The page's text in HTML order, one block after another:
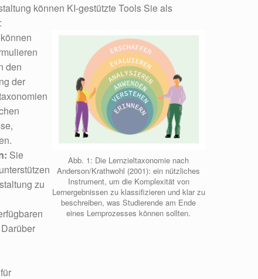
können KI-gestützte Tools Sie als
den
der
Sie
zu
Abb. 1: Die Lernzieltaxonomie nach
Anderson/Krathwohl (2001): ein nützliches
Instrument, um die Komplexität von
Lernergebnissen zu klassifizieren und klar zu
beschreiben, was Studierende am Ende
eines Lernprozesses können sollten.